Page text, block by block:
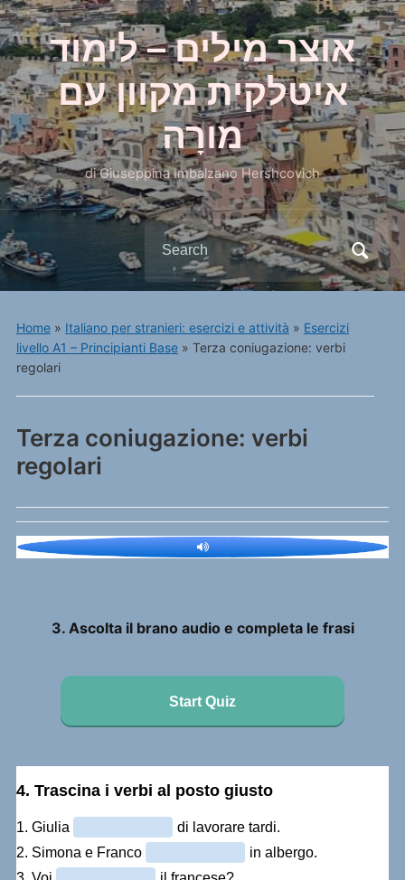
אוצר מילים – לימוד
איטלקית מקוון עם
מורָה
di Giuseppina Imbalzano Hershcovich
Search
for:
Home» Italiano per stranieri: esercizi e attività » Esercizi
livello A1 – Principianti Base» Terza coniugazione: verbi
regolari
Terza coniugazione: verbi
regolari
3. Ascolta il brano audio e completa le frasi
Start Quiz